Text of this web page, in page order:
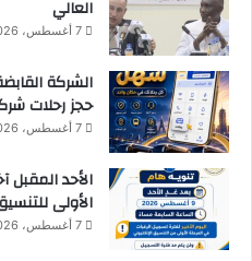
العالي
7 أغسطس، 2026
الشركة
حجز رحلات
7 أغسطس، 2026
الأحد المقبل
الأولى
7 أغسطس، 2026